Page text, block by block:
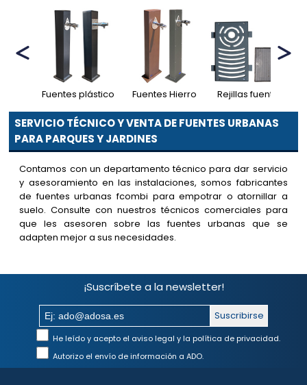
Fuentes plástico Fuentes Hierro Rejillas fuentes
SERVICIO TÉCNICO Y VENTA DE FUENTES URBANAS
PARA PARQUES Y JARDINES
Contamos con un departamento técnico para dar servicio
y asesoramiento en las instalaciones, somos fabricantes
de fuentes urbanas fcombi para empotrar o atornillar a
suelo. Consulte con nuestros técnicos comerciales para
que les asesoren sobre las fuentes urbanas que se
adapten mejor a sus necesidades.
¡Suscríbete a la newsletter!
Suscribirse
He leído y acepto el aviso legal y la política de privacidad.
Autorizo el envío de información a ADO.